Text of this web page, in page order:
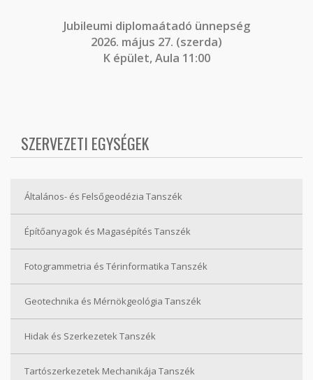
Jubileumi diplomaátadó ünnepség
2026. május 27. (szerda)
K épület, Aula 11:00
SZERVEZETI EGYSÉGEK
Általános- és Felsőgeodézia Tanszék
Építőanyagok és Magasépítés Tanszék
Fotogrammetria és Térinformatika Tanszék
Geotechnika és Mérnökgeológia Tanszék
Hidak és Szerkezetek Tanszék
Tartószerkezetek Mechanikája Tanszék